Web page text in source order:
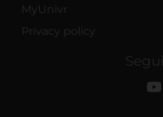
MyUnivr
Privacy policy